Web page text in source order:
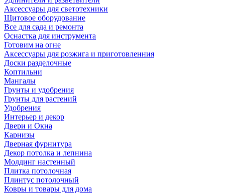
Аксессуары для светотехники
Щитовое оборудование
Все для сада и ремонта
Оснастка для инструмента
Готовим на огне
Аксессуары для розжига и приготовленния
Доски разделочные
Коптильни
Мангалы
Грунты и удобрения
Грунты для растений
Удобрения
Интерьер и декор
Двери и Окна
Карнизы
Дверная фурнитура
Декор потолка и лепнина
Молдинг настенный
Плитка потолочная
Плинтус потолочный
Ковры и товары для дома